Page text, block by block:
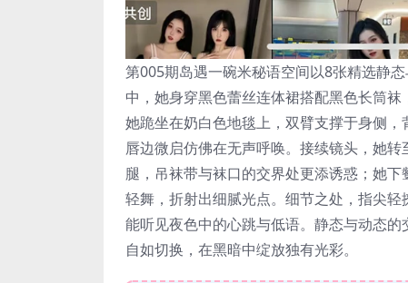
第005期岛遇一碗米秘语空间以8张精选静
中，她身穿黑色蕾丝连体裙搭配黑色长筒
她跪坐在奶白色地毯上，双臂支撑于身侧
唇边微启仿佛在无声呼唤。接续镜头，她
腿，吊袜带与袜口的交界处更添诱惑；她
轻舞，折射出细腻光点。细节之处，指尖
能听见夜色中的心跳与低语。静态与动态
自如切换，在黑暗中绽放独有光彩。